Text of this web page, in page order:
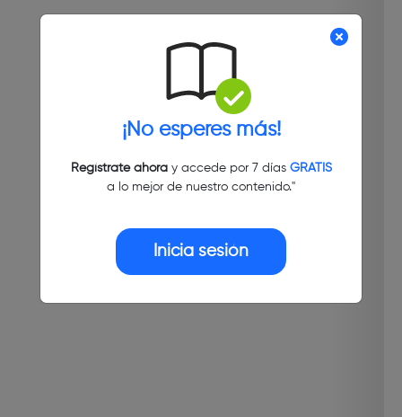
¡No esperes más!
Regístrate ahoray accede por 7 días GRATIS
a lo mejor de nuestro contenido."
Inicia sesión